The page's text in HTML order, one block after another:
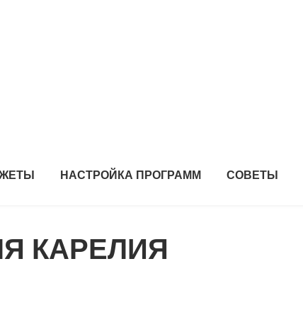
НАСТРОЙКА ПРОГРАММ СОВЕТЫ
КАРЕЛИЯ